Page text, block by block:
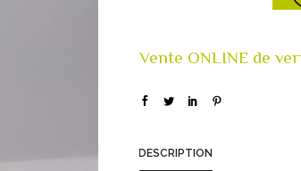
DESCRIPTION